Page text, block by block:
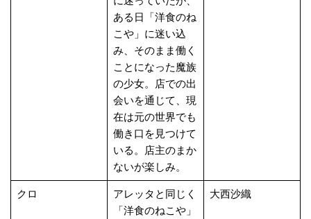
ある日「洋食のね
こや」に迷い込
み、そのまま働く
ことになった魔族
の少女。店での出
会いを通じて、現
在は元の世界でも
働き口を見つけて
いる。店主のまか
ないが楽しみ。
クロ
アレッタと同じく
「洋食のねこや」
大西沙織